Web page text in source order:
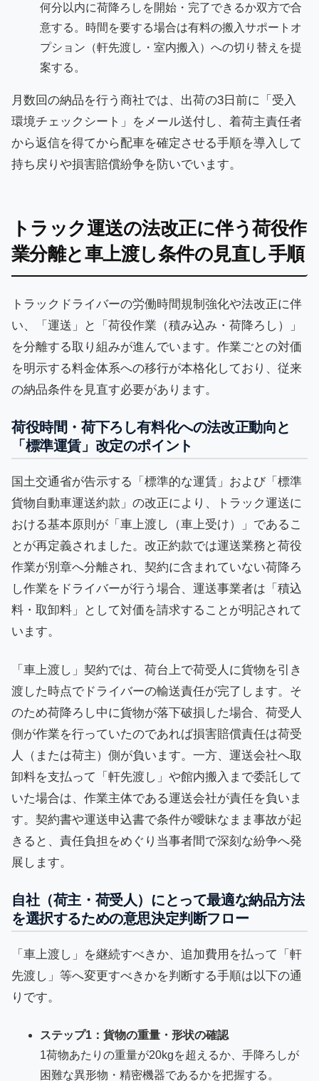
何分以内に荷降ろしを開始・完了できるか双方で合
意する。時間を要する場合は有料の搬入サポートオ
プション（軒先渡し・室内搬入）への切り替えを提
案する。
月数回の納品を行う商社では、出荷の3日前に「受入
環境チェックシート」をメール送付し、着荷主責任者
から返信を得てから配車を確定させる手順を導入して
持ち戻りや損害賠償紛争を防いでいます。
トラック運送の法改正に伴う荷役作
業分離と車上渡し条件の見直し手順
トラックドライバーの労働時間規制強化や法改正に伴
い、「運送」と「荷役作業（積み込み・荷降ろし）」
を分離する取り組みが進んでいます。作業ごとの対価
を明示する料金体系への移行が本格化しており、従来
の納品条件を見直す必要があります。
荷役時間・荷下ろし有料化への法改正動向と
「標準運賃」改定のポイント
国土交通省が告示する「標準的な運賃」および「標準
貨物自動車運送約款」の改正により、トラック運送に
おける基本原則が「車上渡し（車上受け）」であるこ
とが再定義されました。改正約款では運送業務と荷役
作業が別章へ分離され、契約に含まれていない荷降ろ
し作業をドライバーが行う場合、運送事業者は「積込
料・取卸料」として対価を請求することが明記されて
います。
「車上渡し」契約では、荷台上で荷受人に貨物を引き
渡した時点でドライバーの輸送責任が完了します。そ
のため荷降ろし中に貨物が落下破損した場合、荷受人
側が作業を行っていたのであれば損害賠償責任は荷受
人（または荷主）側が負います。一方、運送会社へ取
卸料を支払って「軒先渡し」や館内搬入まで委託して
いた場合は、作業主体である運送会社が責任を負いま
す。契約書や運送申込書で条件が曖昧なまま事故が起
きると、責任負担をめぐり当事者間で深刻な紛争へ発
展します。
自社（荷主・荷受人）にとって最適な納品方法
を選択するための意思決定判断フロー
「車上渡し」を継続すべきか、追加費用を払って「軒
先渡し」等へ変更すべきかを判断する手順は以下の通
りです。
ステップ1：貨物の重量・形状の確認
1荷物あたりの重量が20kgを超えるか、手降ろしが
困難な異形物・精密機器であるかを把握する。